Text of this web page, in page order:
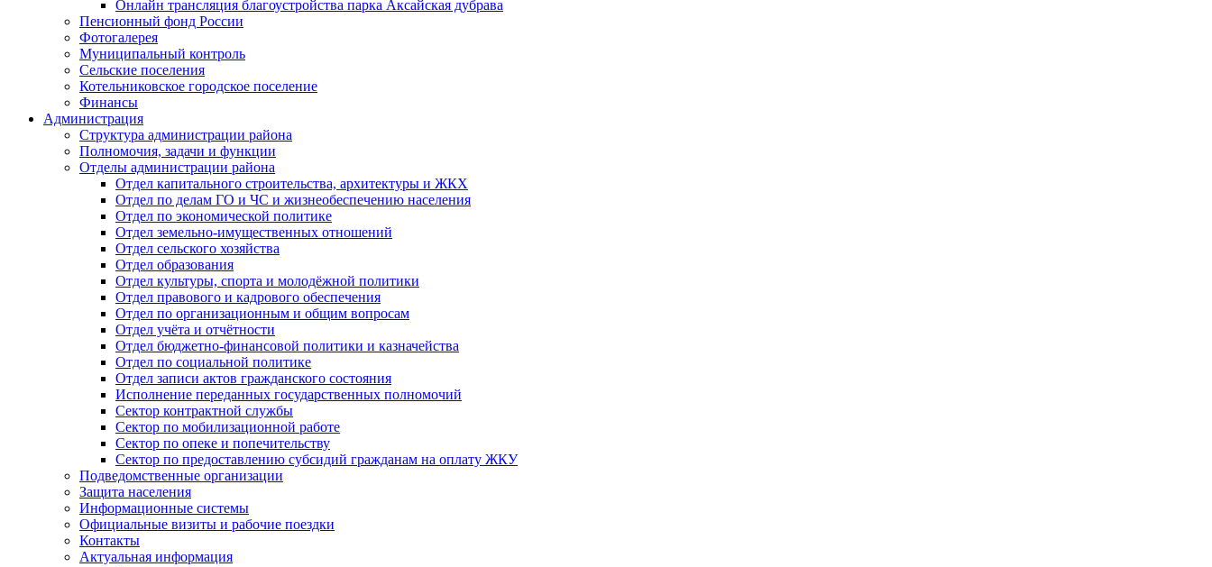
Онлайн трансляция благоустройства парка Аксайская дубрава
Пенсионный фонд России
Фотогалерея
Муниципальный контроль
Сельские поселения
Котельниковское городское поселение
Финансы
Администрация
Структура администрации района
Полномочия, задачи и функции
Отделы администрации района
Отдел капитального строительства, архитектуры и ЖКХ
Отдел по делам ГО и ЧС и жизнеобеспечению населения
Отдел по экономической политике
Отдел земельно-имущественных отношений
Отдел сельского хозяйства
Отдел образования
Отдел культуры, спорта и молодёжной политики
Отдел правового и кадрового обеспечения
Отдел по организационным и общим вопросам
Отдел учёта и отчётности
Отдел бюджетно-финансовой политики и казначейства
Отдел по социальной политике
Отдел записи актов гражданского состояния
Исполнение переданных государственных полномочий
Сектор контрактной службы
Сектор по мобилизационной работе
Сектор по опеке и попечительству
Сектор по предоставлению субсидий гражданам на оплату ЖКУ
Подведомственные организации
Защита населения
Информационные системы
Официальные визиты и рабочие поездки
Контакты
Актуальная информация